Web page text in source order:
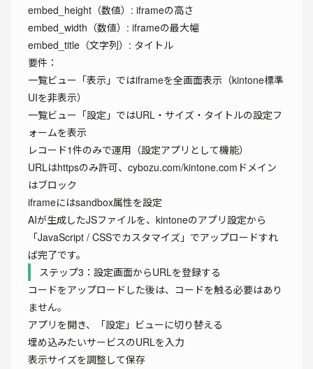
embed_height（数値）: iframeの高さ
embed_width（数値）: iframeの最大幅
embed_title（文字列）: タイトル
要件：
一覧ビュー「表示」ではiframeを全画面表示（kintone標準
UIを非表示）
一覧ビュー「設定」ではURL・サイズ・タイトルの設定フ
ォームを表示
レコード1件のみで運用（設定アプリとして機能）
URLはhttpsのみ許可、cybozu.com/kintone.comドメイン
はブロック
iframeにはsandbox属性を設定
AIが生成したJSファイルを、kintoneのアプリ設定から
「JavaScript / CSSでカスタマイズ」でアップロードすれ
ば完了です。
ステップ3：設定画面からURLを登録する
コードをアップロードした後は、コードを触る必要はあり
ません。
アプリを開き、「設定」ビューに切り替える
埋め込みたいサービスのURLを入力
表示サイズを調整して保存